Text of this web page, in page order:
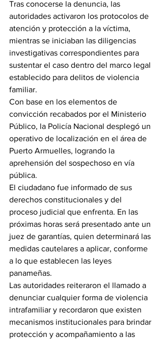
Tras conocerse la denuncia, las
autoridades activaron los protocolos de
atención y protección a la víctima,
mientras se iniciaban las diligencias
investigativas correspondientes para
sustentar el caso dentro del marco legal
establecido para delitos de violencia
familiar.
Con base en los elementos de
convicción recabados por el Ministerio
Público, la Policía Nacional desplegó un
operativo de localización en el área de
Puerto Armuelles, logrando la
aprehensión del sospechoso en vía
pública.
El ciudadano fue informado de sus
derechos constitucionales y del
proceso judicial que enfrenta. En las
próximas horas será presentado ante un
juez de garantías, quien determinará las
medidas cautelares a aplicar, conforme
a lo que establecen las leyes
panameñas.
Las autoridades reiteraron el llamado a
denunciar cualquier forma de violencia
intrafamiliar y recordaron que existen
mecanismos institucionales para brindar
protección y acompañamiento a las